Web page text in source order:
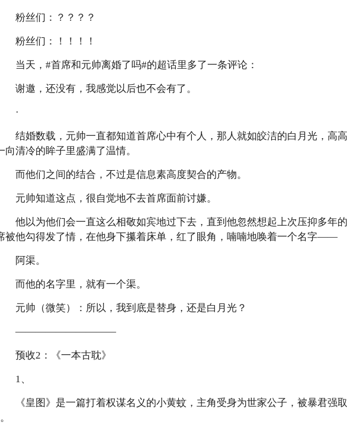
粉丝们：？？？？
粉丝们：！！！！
当天，#首席和元帅离婚了吗#的超话里多了一条评论：
谢邀，还没有，我感觉以后也不会有了。
·
结婚数载，元帅一直都知道首席心中有个人，那人就如皎洁的白月光，高高
向清冷的眸子里盛满了温情。
而他们之间的结合，不过是信息素高度契合的产物。
元帅知道这点，很自觉地不去首席面前讨嫌。
他以为他们会一直这么相敬如宾地过下去，直到他忽然想起上次压抑多年
被他勾得发了情，在他身下攥着床单，红了眼角，喃喃地唤着一个名字——
阿渠。
而他的名字里，就有一个渠。
元帅（微笑）：所以，我到底是替身，还是白月光？
——————————
预收2：《一本古耽》
1、
《皇图》是一篇打着权谋名义的小黄蚊，主角受身为世家公子，被暴君强